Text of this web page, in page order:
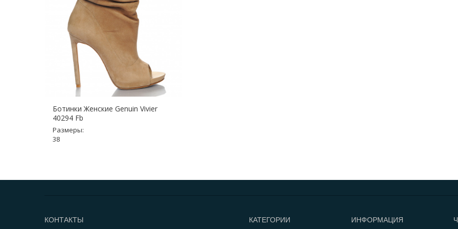
Ботинки Женские Genuin Vivier
40294 Fb
Размеры:
38
КОНТАКТЫ КАТЕГОРИИ ИНФОРМАЦИЯ